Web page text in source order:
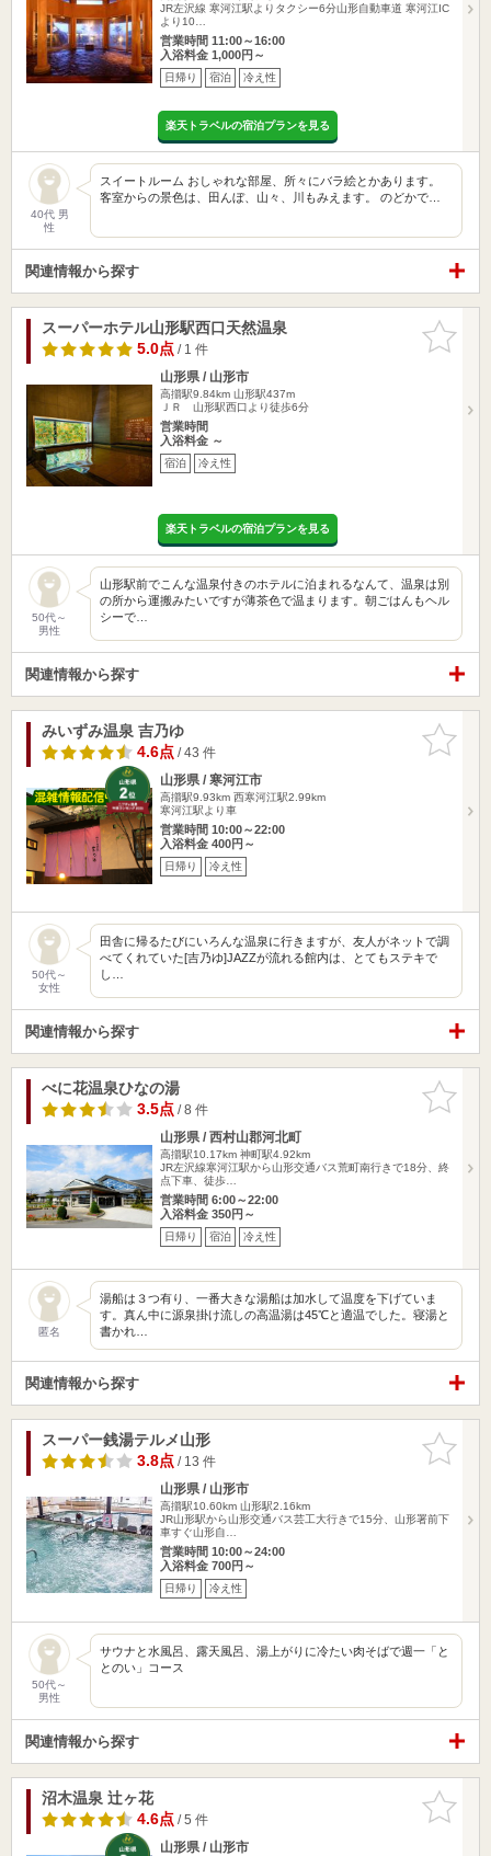
JR左沢線 寒河江駅よりタクシー6分山形自動車道 寒河江IC
より10…
営業時間 11:00～16:00
入浴料金 1,000円～
日帰り 宿泊 冷え性
楽天トラベルの宿泊プランを見る
40代 男
性
スイートルーム おしゃれな部屋、所々にバラ絵とかあります。
客室からの景色は、田んぼ、山々、川もみえます。 のどかで…
関連情報から探す
お気に入
りに追加
スーパーホテル山形駅西口天然温泉
5.0点/ 1 件
山形県 / 山形市
高擶駅9.84km 山形駅437m
ＪＲ 山形駅西口より徒歩6分
営業時間
入浴料金 ～
宿泊 冷え性
楽天トラベルの宿泊プランを見る
50代～
男性
山形駅前でこんな温泉付きのホテルに泊まれるなんて、温泉は別
の所から運搬みたいですが薄茶色で温まります。朝ごはんもヘル
シーで…
関連情報から探す
お気に入
りに追加
みいずみ温泉 吉乃ゆ
4.6点/ 43 件
山形県 / 寒河江市
高擶駅9.93km 西寒河江駅2.99km
寒河江駅より車
営業時間 10:00～22:00
入浴料金 400円～
日帰り 冷え性
50代～
女性
田舎に帰るたびにいろんな温泉に行きますが、友人がネットで調
べてくれていた[吉乃ゆ]JAZZが流れる館内は、とてもステキで
し…
関連情報から探す
お気に入
りに追加
べに花温泉ひなの湯
3.5点/ 8 件
山形県 / 西村山郡河北町
高擶駅10.17km 神町駅4.92km
JR左沢線寒河江駅から山形交通バス荒町南行きで18分、終
点下車、徒歩…
営業時間 6:00～22:00
入浴料金 350円～
日帰り 宿泊 冷え性
匿名
湯船は３つ有り、一番大きな湯船は加水して温度を下げていま
す。真ん中に源泉掛け流しの高温湯は45℃と適温でした。寝湯と
書かれ…
関連情報から探す
お気に入
りに追加
スーパー銭湯テルメ山形
3.8点/ 13 件
山形県 / 山形市
高擶駅10.60km 山形駅2.16km
JR山形駅から山形交通バス芸工大行きで15分、山形署前下
車すぐ山形自…
営業時間 10:00～24:00
入浴料金 700円～
日帰り 冷え性
50代～
男性
サウナと水風呂、露天風呂、湯上がりに冷たい肉そばで週一「と
とのい」コース
関連情報から探す
お気に入
りに追加
沼木温泉 辻ヶ花
4.6点/ 5 件
山形県 / 山形市